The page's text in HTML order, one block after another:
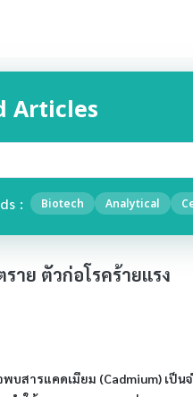
Articles
: Biotech Analytical
ราย ตัวก่อโรคร้ายแรง
บสารแคดเมียม (Cadmium) เ